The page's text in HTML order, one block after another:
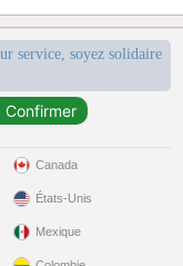
service, soyez solidaire
Canada
États-Unis
Mexique